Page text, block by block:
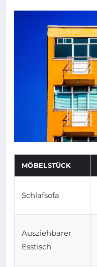
MÖBELSTÜCK
Schlafsofa
Ausziehbarer
Esstisch